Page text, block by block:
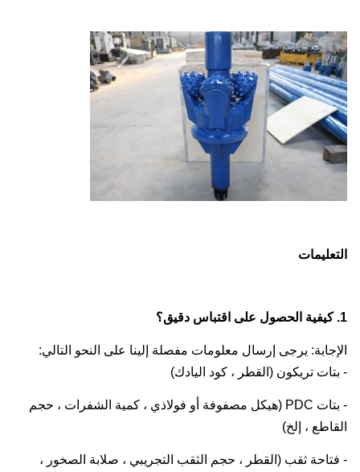
التعليمات
1. كيفية الحصول على اقتباس دقيق؟
الإجابة: يرجى إرسال معلومات مفصلة إلينا على النحو التالي:
- بتات تريكون (القطر ، كود اليادك)
- بتات PDC (هيكل مصفوفة أو فولاذي ، كمية الشفرات ، حجم
القاطع ، إلخ)
- فتاحة ثقب (القطر ، حجم الثقب التجريبي ، صلابة الصخور ،